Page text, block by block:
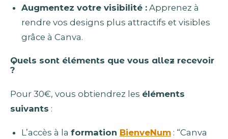
Augmentez votre visibilité :Apprenez à
rendre vos designs plus attractifs et visibles
grâce à Canva.
Quels sont éléments que vous allez recevoir
?
Pour 30€, vous obtiendrez les éléments
suivants :
L’accès à la formation BienveNum: “Canva